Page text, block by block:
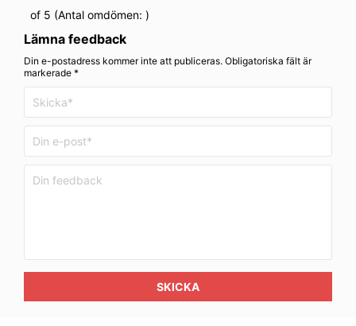
of 5 (Antal omdömen: )
Lämna feedback
Din e-postadress kommer inte att publiceras. Obligatoriska fält är
markerade *
SKICKA